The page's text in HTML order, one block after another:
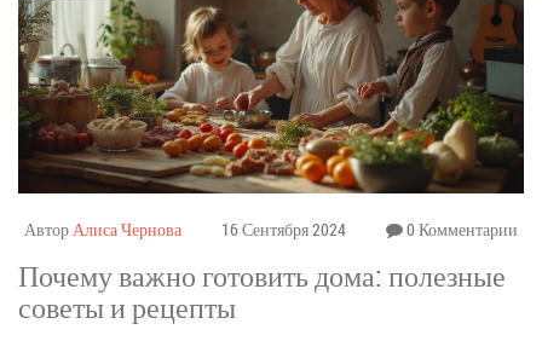
АвторАлиса Чернова 16 Сентября 2024 0 Комментарии
Почему важно готовить дома: полезные
советы и рецепты